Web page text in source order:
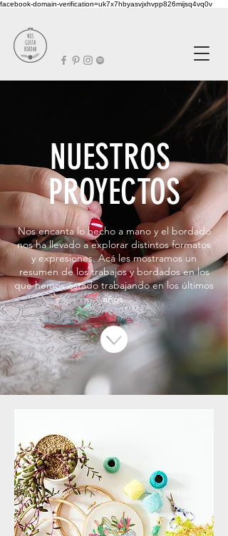
facebook-domain-verification=uk7x7hbyasvjxhvpp826mijsq4vq0v
NUESTROS
PROYECTOS
Nos encanta lo hecho a mano y el bordado
nos ha llevado a explorar distintos formatos
y expresiones. Acá les mostramos un
resumen de los trabajos y bordados en los
que hemos estado trabajando en los últimos
años.